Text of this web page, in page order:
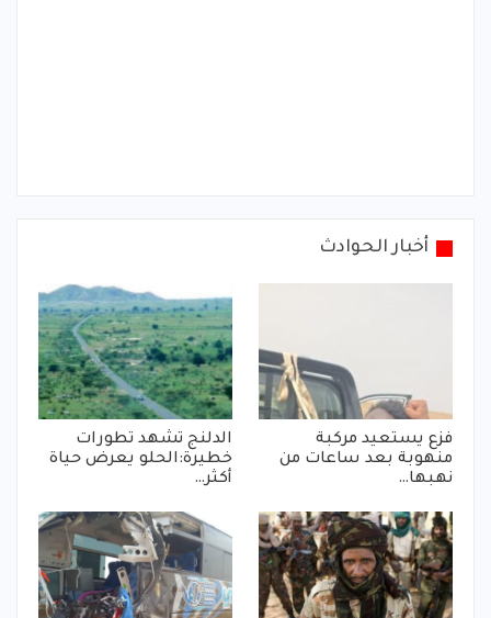
أخبار الحوادث
فزع يستعيد مركبة
منهوبة بعد ساعات من
نهبها…
الدلنج تشهد تطورات
خطيرة:الحلو يعرض حياة
أكثر…